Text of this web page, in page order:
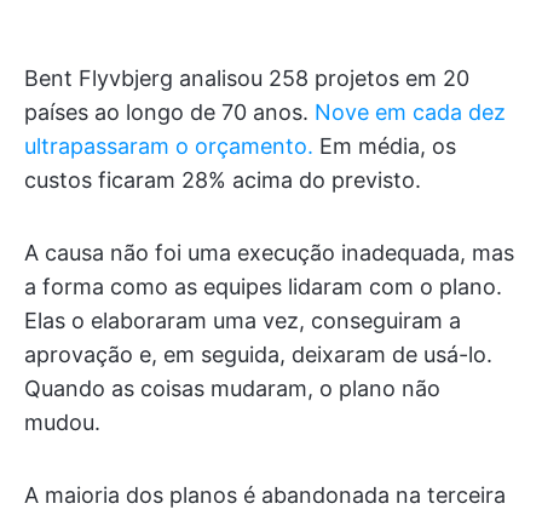
Bent Flyvbjerg analisou 258 projetos em 20
países ao longo de 70 anos. Nove em cada dez
ultrapassaram o orçamento. Em média, os
custos ficaram 28% acima do previsto.
A causa não foi uma execução inadequada, mas
a forma como as equipes lidaram com o plano.
Elas o elaboraram uma vez, conseguiram a
aprovação e, em seguida, deixaram de usá-lo.
Quando as coisas mudaram, o plano não
mudou.
A maioria dos planos é abandonada na terceira